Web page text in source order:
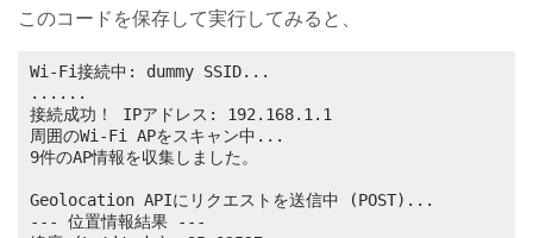
このコードを保存して実行してみると、
Wi-Fi接続中: dummy SSID...
......
接続成功！ IPアドレス: 192.168.1.1
周囲のWi-Fi APをスキャン中...
9件のAP情報を収集しました。
Geolocation APIにリクエストを送信中 (POST)...
--- 位置情報結果 ---